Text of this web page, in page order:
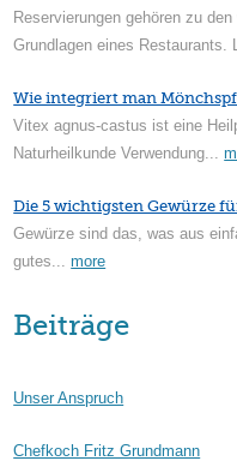
Reservierungen gehören zu
Grundlagen eines
Wie integriert man
Vitex agnus-castus ist eine
Naturheilkunde Verwendung...
Die 5 wichtigsten Gewürze
Gewürze sind das, was aus
gutes...more
Beiträge
Unser Anspruch
Chefkoch Fritz Grundmann